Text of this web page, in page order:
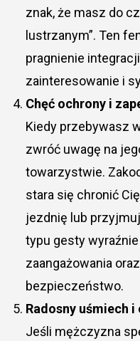
znak, że masz do
lustrzanym”. Ten
pragnienie
zainteresowanie i
Chęć ochrony i
Kiedy przebywasz
zwróć uwagę na
towarzystwie.
stara się chronić
jezdnię lub
typu gesty
zaangażowania
bezpieczeństwo.
Radosny uśmiech
Jeśli mężczyzna